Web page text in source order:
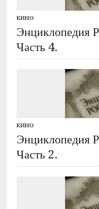
КИНО
Энциклопедия
Часть 4.
КИНО
Энциклопедия
Часть 2.